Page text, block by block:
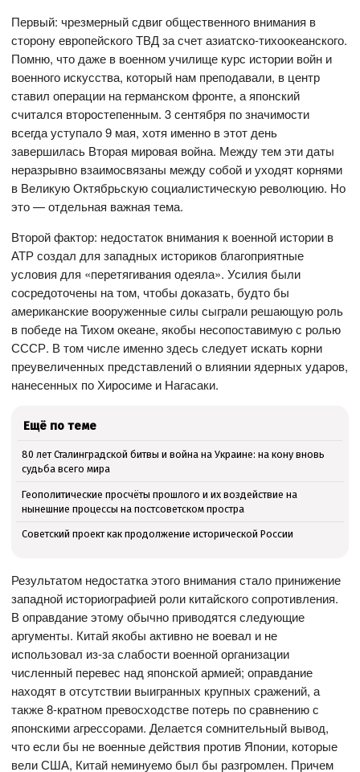
Первый: чрезмерный сдвиг общественного внимания в
сторону европейского ТВД за счет азиатско-тихоокеанского.
Помню, что даже в военном училище курс истории войн и
военного искусства, который нам преподавали, в центр
ставил операции на германском фронте, а японский
считался второстепенным. 3 сентября по значимости
всегда уступало 9 мая, хотя именно в этот день
завершилась Вторая мировая война. Между тем эти даты
неразрывно взаимосвязаны между собой и уходят корнями
в Великую Октябрьскую социалистическую революцию. Но
это — отдельная важная тема.
Второй фактор: недостаток внимания к военной истории в
АТР создал для западных историков благоприятные
условия для «перетягивания одеяла». Усилия были
сосредоточены на том, чтобы доказать, будто бы
американские вооруженные силы сыграли решающую роль
в победе на Тихом океане, якобы несопоставимую с ролью
СССР. В том числе именно здесь следует искать корни
преувеличенных представлений о влиянии ядерных ударов,
нанесенных по Хиросиме и Нагасаки.
Ещё по теме
80 лет Сталинградской битвы и война на Украине: на кону вновь
судьба всего мира
Геополитические просчёты прошлого и их воздействие на
нынешние процессы на постсоветском простра
Советский проект как продолжение исторической России
Результатом недостатка этого внимания стало принижение
западной историографией роли китайского сопротивления.
В оправдание этому обычно приводятся следующие
аргументы. Китай якобы активно не воевал и не
использовал из-за слабости военной организации
численный перевес над японской армией; оправдание
находят в отсутствии выигранных крупных сражений, а
также 8-кратном превосходстве потерь по сравнению с
японскими агрессорами. Делается сомнительный вывод,
что если бы не военные действия против Японии, которые
вели США, Китай неминуемо был бы разгромлен. Причем